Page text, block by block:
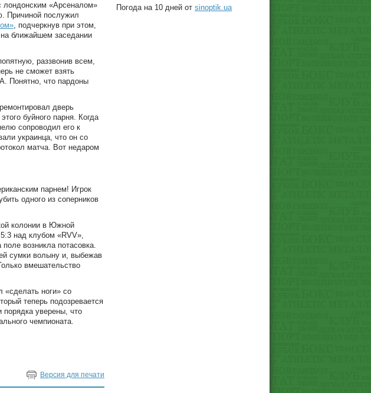
лондонским «Арсеналом»
Причиной послужил
, подчеркнув при этом,
на ближайшем заседании
раззвонив всем,
не сможет взять
Понятно, что пардоны
дверь
буйного парня. Когда
сопроводил его к
украинца, что он со
матча. Вот недаром
парнем! Игрок
одного из соперников
колонии в Южной
над клубом «RVV»,
возникла потасовка.
сумки волыну и, выбежав
вмешательство
«сделать ноги» со
теперь подозревается
порядка уверены, что
чемпионата.
Версия для печати
Погода на 10 дней от sinoptik.ua